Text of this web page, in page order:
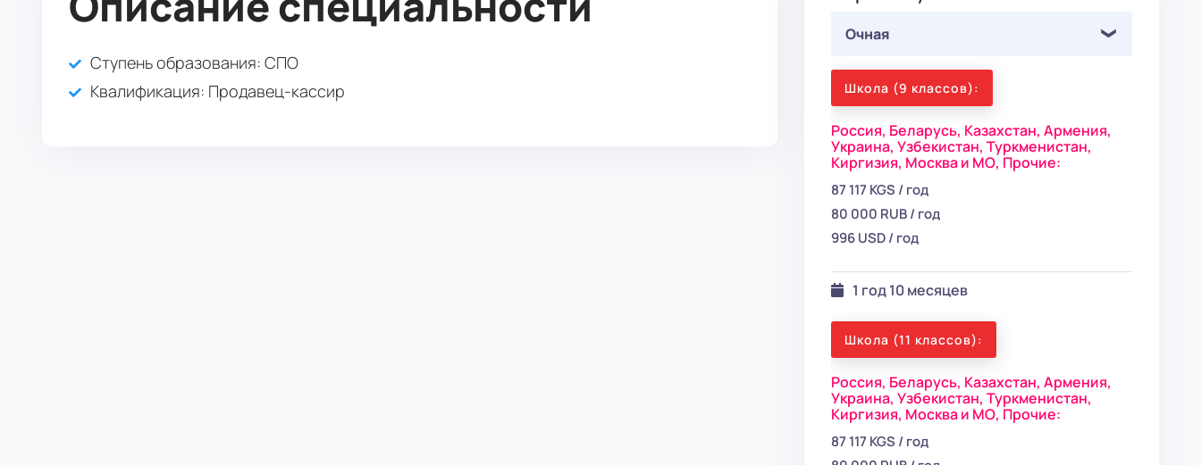
Ступень образования: СПО
Квалификация: Продавец-кассир
Очная
Школа (9 классов):
Россия, Беларусь, Казахстан,Армения,
Украина,Узбекистан,Туркменистан,
Киргизия, Москва и МО, Прочие:
87 117 KGS / год
80 000 RUB / год
996 USD / год
1 год 10 месяцев
Школа (11 классов):
Россия, Беларусь, Казахстан,Армения,
Украина,Узбекистан,Туркменистан,
Киргизия, Москва и МО, Прочие:
87 117 KGS / год